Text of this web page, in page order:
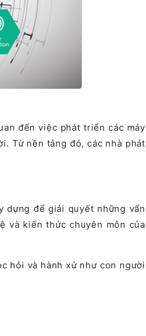
đến việc phát triển các máy
Từ nền tảng đó, các nhà phát
dựng để giải quyết những vấn
và kiến thức chuyên môn của
hỏi và hành xử như con người